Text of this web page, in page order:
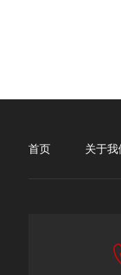
首页 关于我